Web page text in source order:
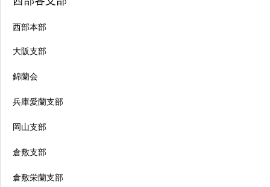
西部本部
大阪支部
錦蘭会
兵庫愛蘭支部
岡山支部
倉敷支部
倉敷栄蘭支部